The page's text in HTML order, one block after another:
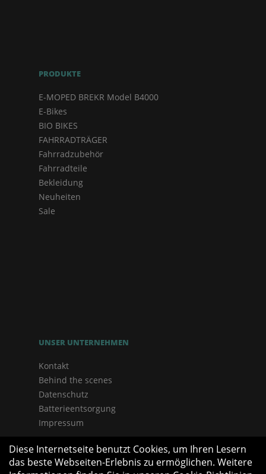
PRODUKTE
E-MOPED BREKR Model B4000
E-Bikes
BIO BIKES
FAHRRADTRÄGER
Fahrradzubehör
Fahrradteile
Bekleidung
Neuheiten
Sale
UNSER UNTERNEHMEN
Kontakt
Behind the scenes
Datenschutz
Batterieentsorgung
Impressum
Diese Internetseite benutzt Cookies, um Ihren Lesern
das beste Webseiten-Erlebnis zu ermöglichen. Weitere